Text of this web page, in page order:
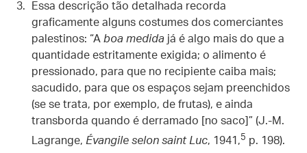
Essa descrição tão detalhada recorda
graficamente alguns costumes dos comerciantes
palestinos: “A boa medida já é algo mais do que a
quantidade estritamente exigida; o alimento é
pressionado, para que no recipiente caiba mais;
sacudido, para que os espaços sejam preenchidos
(se se trata, por exemplo, de frutas), e ainda
transborda quando é derramado [no saco]” (J.-M.
Lagrange, Évangile selon saint Luc, 1941,5 p. 198).